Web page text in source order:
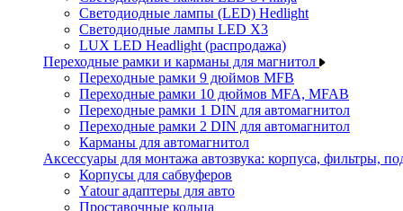
Светодиодные лампы (LED) Hedlight
Светодиодные лампы LED X3
LUX LED Headlight (распродажа)
Переходные рамки и карманы для магнитол
Переходные рамки 9 дюймов MFB
Переходные рамки 10 дюймов MFA, MFAB
Переходные рамки 1 DIN для автомагнитол
Переходные рамки 2 DIN для автомагнитол
Карманы для автомагнитол
Аксессуары для монтажа автозвука: корпуса, фильтры,
Корпусы для сабвуферов
Yаtour адаптеры для авто
Проставочные кольца